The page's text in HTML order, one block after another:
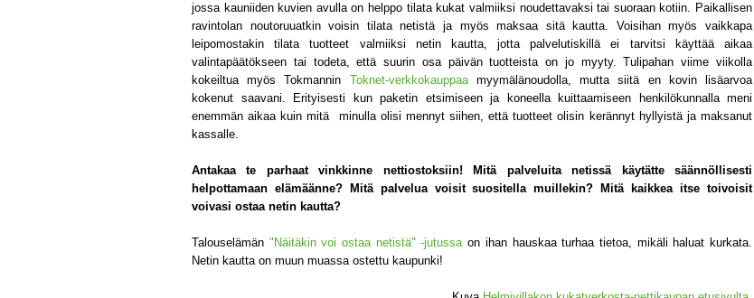
jossa kauniiden kuvien avulla on helppo tilata kukat valmiiksi noudettavaksi tai suoraan kotiin. Paikallisen
ravintolan noutoruuatkin voisin tilata netistä ja myös maksaa sitä kautta. Voisihan myös vaikkapa
leipomostakin tilata tuotteet valmiiksi netin kautta, jotta palvelutiskillä ei tarvitsi käyttää aikaa
valintapäätökseen tai todeta, että suurin osa päivän tuotteista on jo myyty. Tulipahan viime viikolla
kokeiltua myös Tokmannin Toknet-verkkokauppaamyymälänoudolla, mutta siitä en kovin lisäarvoa
kokenut saavani. Erityisesti kun paketin etsimiseen ja koneella kuittaamiseen henkilökunnalla meni
enemmän aikaa kuin mitä minulla olisi mennyt siihen, että tuotteet olisin kerännyt hyllyistä ja maksanut
kassalle.
Antakaa te parhaat vinkkinne nettiostoksiin! Mitä palveluita netissä käytätte säännöllisesti
helpottamaan elämäänne? Mitä palvelua voisit suositella muillekin? Mitä kaikkea itse toivoisit
voivasi ostaa netin kautta?
Talouselämän "Näitäkin voi ostaa netistä" -jutussaon ihan hauskaa turhaa tietoa, mikäli haluat kurkata.
Netin kautta on muun muassa ostettu kaupunki!